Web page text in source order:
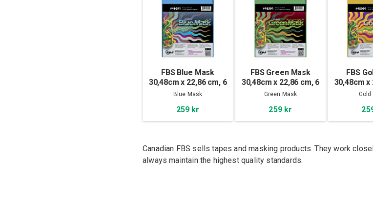
FBS Blue Mask
30,48cm x 22,86 cm, 6
Sheets
Blue Mask
259 kr
FBS Green Mask
30,48cm x 22,86 cm, 6
Sheets
Green Mask
259 kr
FBS
30,48cm x
Gold
Canadian FBS sells tapes and masking products. They work
always maintain the highest quality standards.